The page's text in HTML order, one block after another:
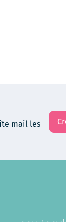
mail les